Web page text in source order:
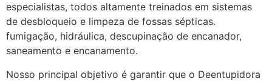
especialistas, todos altamente treinados em sistemas
de desbloqueio e limpeza de fossas sépticas.
fumigação, hidráulica, descupinação de encanador,
saneamento e encanamento.
Nosso principal objetivo é garantir que o Deentupidora